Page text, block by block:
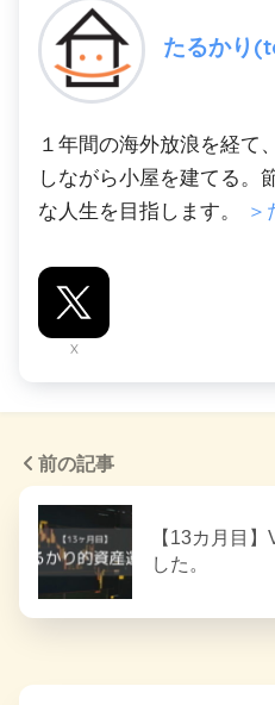
たるかり
１年間の海外放浪を経て
しながら小屋を建てる。
な人生を目指します。
＞
X
前の記事
【13カ月目
した。